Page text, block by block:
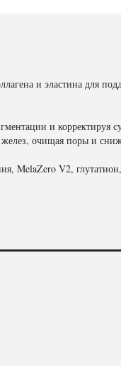
и эластина для
и корректируя
очищая поры и
MelaZero V2,